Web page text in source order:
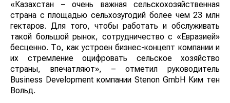
«Казахстан – очень важная сельскохозяйственная
страна с площадью сельхозугодий более чем 23 млн
гектаров. Для того, чтобы работать и обслуживать
такой большой рынок, сотрудничество с «Евразией»
бесценно. То, как устроен бизнес-концепт компании и
их стремление оцифровать сельское хозяйство
страны, впечатляют», – отметил руководитель
Business Development компании Stenon GmbH Ким тен
Вольд.